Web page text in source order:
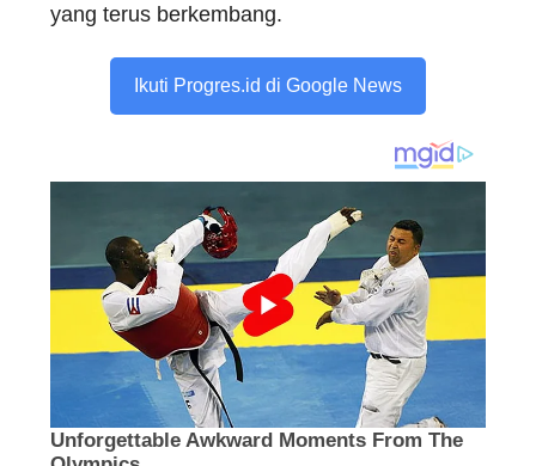
yang terus berkembang.
Ikuti Progres.id di Google News